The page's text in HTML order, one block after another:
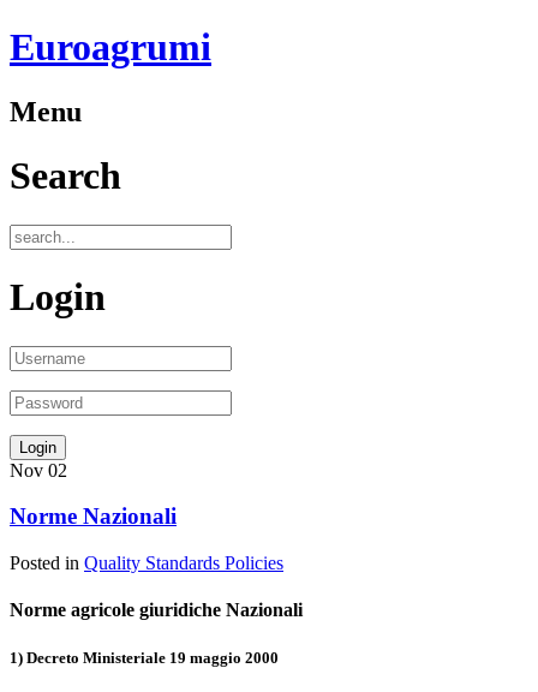
Euroagrumi
Menu
Search
Login
Nov 02
Norme Nazionali
Posted in Quality Standards Policies
Norme agricole giuridiche Nazionali
1) Decreto Ministeriale 19 maggio 2000